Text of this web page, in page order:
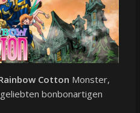
Cotton Monster,
bonbonartigen